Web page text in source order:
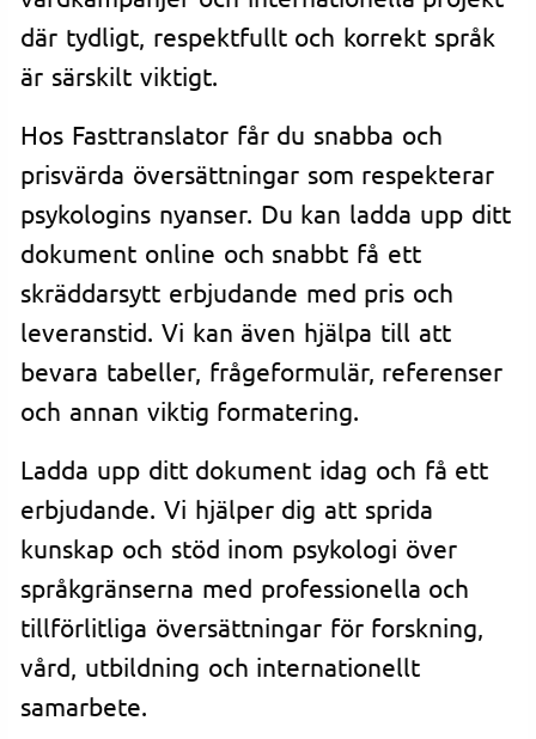
där tydligt, respektfullt och korrekt språk
är särskilt viktigt.
Hos Fasttranslator får du snabba och
prisvärda översättningar som respekterar
psykologins nyanser. Du kan ladda upp ditt
dokument online och snabbt få ett
skräddarsytt erbjudande med pris och
leveranstid. Vi kan även hjälpa till att
bevara tabeller, frågeformulär, referenser
och annan viktig formatering.
Ladda upp ditt dokument idag och få ett
erbjudande. Vi hjälper dig att sprida
kunskap och stöd inom psykologi över
språkgränserna med professionella och
tillförlitliga översättningar för forskning,
vård, utbildning och internationellt
samarbete.